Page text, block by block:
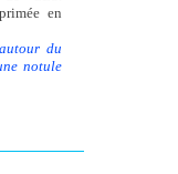
en
du
notule